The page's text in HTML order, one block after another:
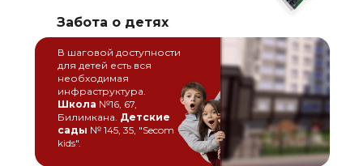
Забота о детях
В шаговой доступности
для детей есть вся
необходимая
инфраструктура.
Школа №16, 67,
Билимкана. Детские
сады № 145, 35, "Secom
kids".